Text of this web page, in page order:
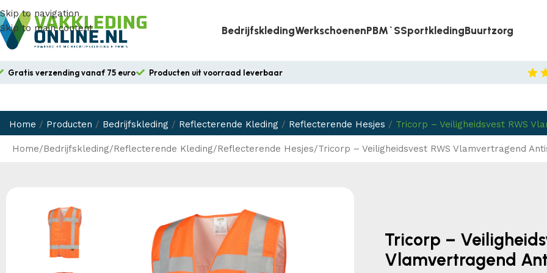
Skip to navigation
Skip to main content
BedrijfskledingWerkschoenenPBM`sSportkledingBuurtzorg
Gratis verzending vanaf 75 euro Producten uit voorraad leverbaar
Home / Producten / Bedrijfskleding / Reflecterende Kleding / Reflecterende Hesjes / Tricorp – Veiligheidsvest RWS
Home Bedrijfskleding Reflecterende Kleding Reflecterende Hesjes Tricorp – Veiligheidsvest RWS Vlamvertragend
Tricorp –
Vlamvertragend